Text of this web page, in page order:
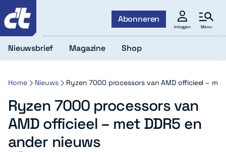
Abonneren
Inloggen Menu
Nieuwsbrief Magazine Shop
Home Nieuws Ryzen 7000 processors van AMD officieel –
Ryzen 7000 processors van
AMD officieel – met DDR5 en
ander nieuws